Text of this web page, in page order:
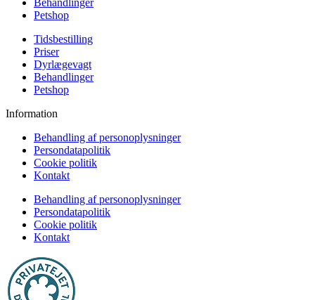
Petshop
Tidsbestilling
Priser
Dyrlægevagt
Behandlinger
Petshop
Information
Behandling af personoplysninger
Persondatapolitik
Cookie politik
Kontakt
Behandling af personoplysninger
Persondatapolitik
Cookie politik
Kontakt